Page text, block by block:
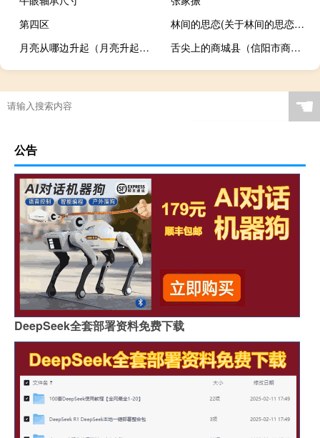
第四区
林间的思恋(关于林间的思恋的简介)
月亮从哪边升起（月亮升起来的方位是哪边）
舌尖上的商城县（信阳市商城县小吃美食介绍）
☚
公告
DeepSeek全套部署资料免费下载